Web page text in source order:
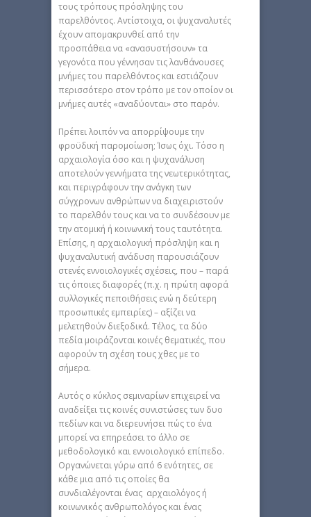
τους τρόπους πρόσληψης του
παρελθόντος. Αντίστοιχα, οι ψυχαναλυτές
έχουν απομακρυνθεί από την
προσπάθεια να «ανασυστήσουν» τα
γεγονότα που γέννησαν τις λανθάνουσες
μνήμες του παρελθόντος και εστιάζουν
περισσότερο στον τρόπο με τον οποίον οι
μνήμες αυτές «αναδύονται» στο παρόν.
Πρέπει λοιπόν να απορρίψουμε την
φροϋδική παρομοίωση; Ίσως όχι. Τόσο η
αρχαιολογία όσο και η ψυχανάλυση
αποτελούν γεννήματα της νεωτερικότητας,
και περιγράφουν την ανάγκη των
σύγχρονων ανθρώπων να διαχειριστούν
το παρελθόν τους και να το συνδέσουν με
την ατομική ή κοινωνική τους ταυτότητα.
Επίσης, η αρχαιολογική πρόσληψη και η
ψυχαναλυτική ανάδυση παρουσιάζουν
στενές εννοιολογικές σχέσεις, που – παρά
τις όποιες διαφορές (π.χ. η πρώτη αφορά
συλλογικές πεποιθήσεις ενώ η δεύτερη
προσωπικές εμπειρίες) – αξίζει να
μελετηθούν διεξοδικά. Τέλος, τα δύο
πεδία μοιράζονται κοινές θεματικές, που
αφορούν τη σχέση τους χθες με το
σήμερα.
Αυτός ο κύκλος σεμιναρίων επιχειρεί να
αναδείξει τις κοινές συνιστώσες των δυο
πεδίων και να διερευνήσει πώς το ένα
μπορεί να επηρεάσει το άλλο σε
μεθοδολογικό και εννοιολογικό επίπεδο.
Οργανώνεται γύρω από 6 ενότητες, σε
κάθε μια από τις οποίες θα
συνδιαλέγονται ένας αρχαιολόγος ή
κοινωνικός ανθρωπολόγος και ένας